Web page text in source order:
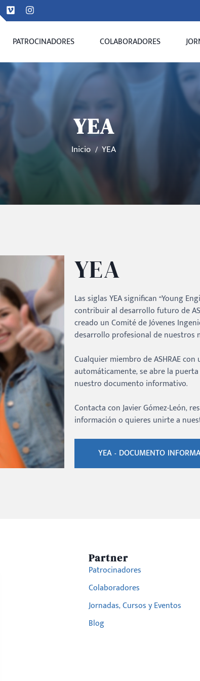
PATROCINADORES COLABORADORES
YEA
Inicio YEA
YEA
Las siglas YEA significan “Young
contribuir al desarrollo futuro de
creado un Comité de Jóvenes
desarrollo profesional de nuestros
Cualquier miembro de ASHRAE
automáticamente, se abre la
nuestro documento informativo.
Contacta con Javier Gómez-León,
información o quieres unirte a
YEA - DOCUMENTO
Partner
Patrocinadores
Colaboradores
Jornadas, Cursos y Eventos
Blog